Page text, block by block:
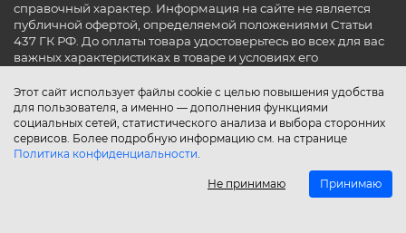
Этот сайт использует файлы cookie с целью повышения удобства
для пользователя, а именно — дополнения функциями
социальных сетей, статистического анализа и выбора сторонних
сервисов. Более подробную информацию см. на странице
Политика конфиденциальности.
Не принимаю Принимаю
справочный характер. Информация на сайте не является
публичной офертой, определяемой положениями Статьи
437 ГК РФ. До оплаты товара удостоверьтесь во всех для вас
важных характеристиках в товаре и условиях его